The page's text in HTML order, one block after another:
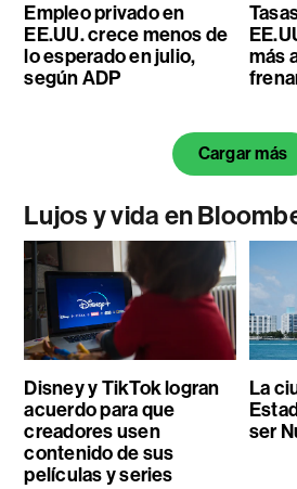
Empleo privado en
EE.UU. crece menos de
lo esperado en julio,
según ADP
más
Cargar más
Lujos y vida en
Disney y TikTok logran
acuerdo para que
creadores usen
contenido de sus
películas y series
La
ser